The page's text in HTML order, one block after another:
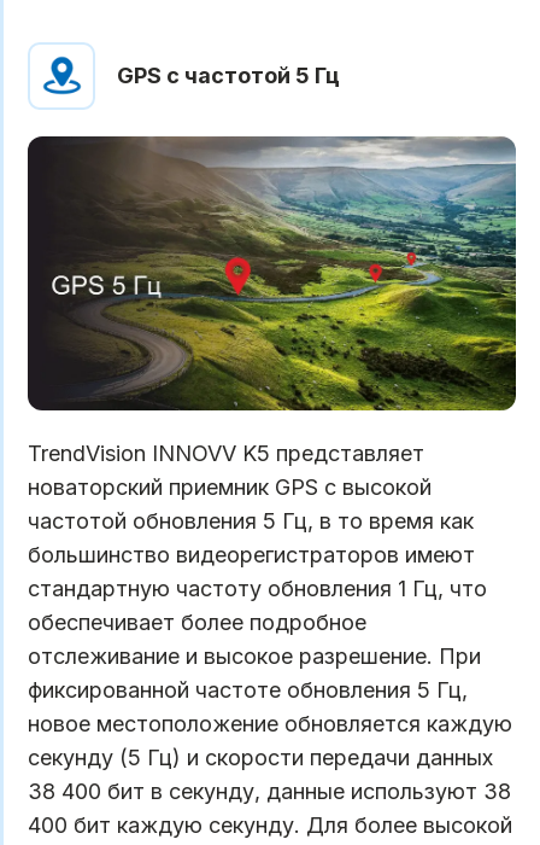
GPS с частотой 5 Гц
TrendVision INNOVV K5 представляет
новаторский приемник GPS с высокой
частотой обновления 5 Гц, в то время как
большинство видеорегистраторов имеют
стандартную частоту обновления 1 Гц, что
обеспечивает более подробное
отслеживание и высокое разрешение. При
фиксированной частоте обновления 5 Гц,
новое местоположение обновляется каждую
секунду (5 Гц) и скорости передачи данных
38 400 бит в секунду, данные используют 38
400 бит каждую секунду. Для более высокой